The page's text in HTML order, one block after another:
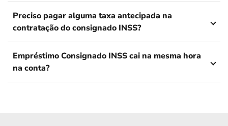
Preciso pagar alguma taxa antecipada na
contratação do consignado INSS?
Empréstimo Consignado INSS cai na mesma hora
na conta?